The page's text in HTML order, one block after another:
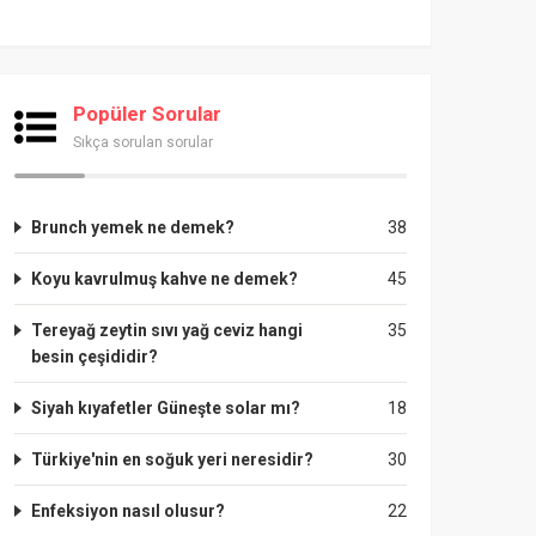
Popüler Sorular
Sıkça sorulan sorular
38
Brunch yemek ne demek?
45
Koyu kavrulmuş kahve ne demek?
35
Tereyağ zeytin sıvı yağ ceviz hangi
besin çeşididir?
18
Siyah kıyafetler Güneşte solar mı?
30
Türkiye'nin en soğuk yeri neresidir?
22
Enfeksiyon nasıl olusur?